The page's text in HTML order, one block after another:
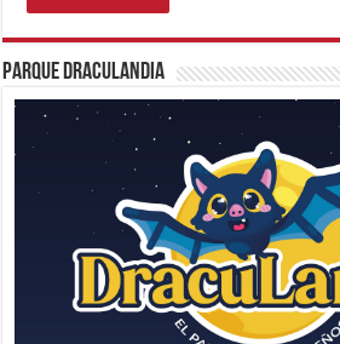
Parque Draculandia